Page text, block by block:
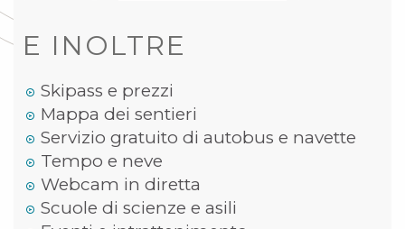
E INOLTRE
Skipass e prezzi
Mappa dei sentieri
Servizio gratuito di autobus e navette
Tempo e neve
Webcam in diretta
Scuole di scienze e asili